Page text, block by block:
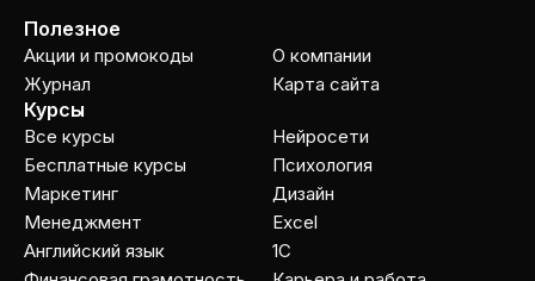
Полезное
Акции и промокоды
Журнал
О компании
Карта сайта
Курсы
Все курсы
Бесплатные курсы
Маркетинг
Менеджмент
Английский язык
Нейросети
Психология
Дизайн
Excel
1C